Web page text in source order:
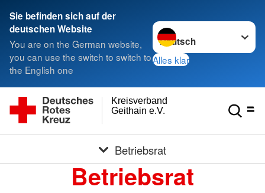
Sie befinden sich auf der
deutschen Website
You are on the German website,
you can use the switch to switch to
the English one
Sprache wechseln zu
Alles klar
Geithain e.V.
Kreisverband
Betriebsrat
Betriebsrat